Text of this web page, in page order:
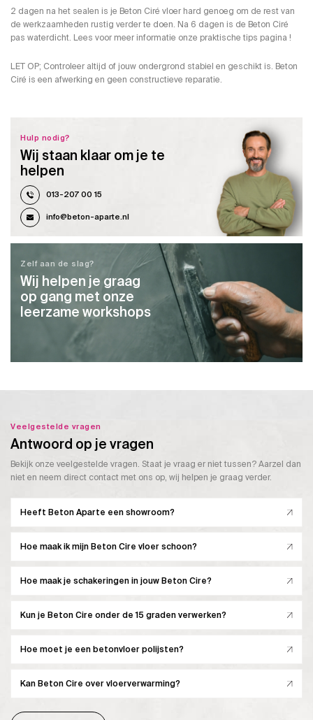
2 dagen na het sealen is je Beton Ciré vloer hard genoeg om de rest van
de werkzaamheden rustig verder te doen. Na 6 dagen is de Beton Ciré
pas waterdicht. Lees voor meer informatie onze praktische tips pagina !
LET OP; Controleer altijd of jouw ondergrond stabiel en geschikt is. Beton
Ciré is een afwerking en geen constructieve reparatie.
Hulp nodig?
Wij staan klaar om je te
helpen
013-207 00 15
info@beton-aparte.nl
Zelf aan de slag?
Wij helpen je graag
op gang met onze
leerzame workshops
Veelgestelde vragen
Antwoord op je vragen
Bekijk onze veelgestelde vragen. Staat je vraag er niet tussen? Aarzel dan
niet en neem direct contact met ons op, wij helpen je graag verder.
Heeft Beton Aparte een showroom?
Hoe maak ik mijn Beton Cire vloer schoon?
Hoe maak je schakeringen in jouw Beton Cire?
Kun je Beton Cire onder de 15 graden verwerken?
Hoe moet je een betonvloer polijsten?
Kan Beton Cire over vloerverwarming?